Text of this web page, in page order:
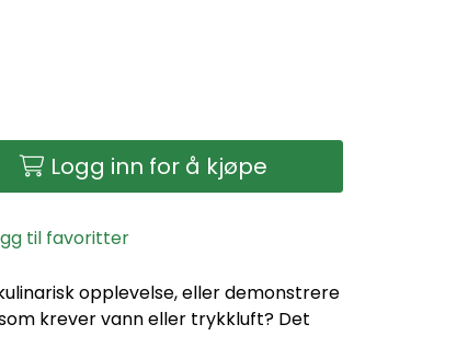
Logg inn for å kjøpe
til favoritter
opplevelse, eller demonstrere
krever vann eller trykkluft? Det